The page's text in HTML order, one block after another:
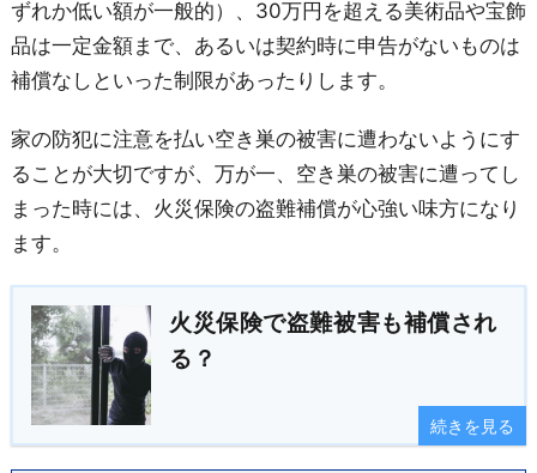
ずれか低い額が一般的）、30万円を超える美術品や宝飾
品は一定金額まで、あるいは契約時に申告がないものは
補償なしといった制限があったりします。
家の防犯に注意を払い空き巣の被害に遭わないようにす
ることが大切ですが、万が一、空き巣の被害に遭ってし
まった時には、火災保険の盗難補償が心強い味方になり
ます。
火災保険で盗難被害も補償され
る？
続きを見る